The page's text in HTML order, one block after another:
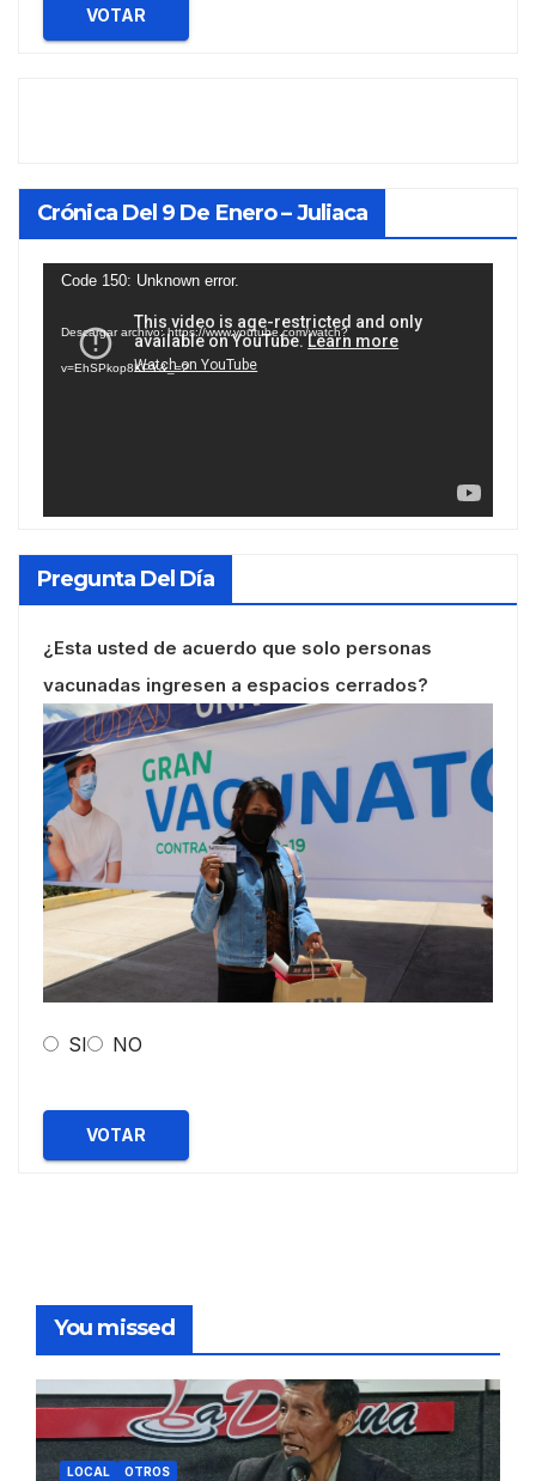
VOTAR
Crónica Del 9 De Enero – Juliaca
Reproductor
vídeo
Code 150: Unknown error.
Descargar archivo: https://www.youtube.com/watch?
v=EhSPkop8KPY&_=2
Pregunta Del Día
¿Esta usted de acuerdo que solo personas
vacunadas ingresen a espacios cerrados?
SI NO
VOTAR
You missed
LOCAL OTROS